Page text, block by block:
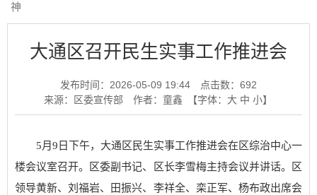
神
大通区召开民生实事工作推进会
发布时间：2026-05-09 19:44 点击数： 692
来源：区委宣传部
作者：童鑫 【字体： 大 中 小】
5月9日下午，大通区民生实事工作推进会在区综治中心一
楼会议室召开。区委副书记、区长李雪梅主持会议并讲话。区
领导黄新、刘福岩、田振兴、李祥全、栾正军、杨布政出席会